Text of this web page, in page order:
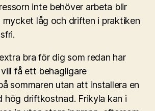
inte behöver arbeta blir
mycket låg och driften i praktiken
bra för dig som redan har
få ett behagligare
sommaren utan att installera en
hög driftkostnad. Frikyla kan i